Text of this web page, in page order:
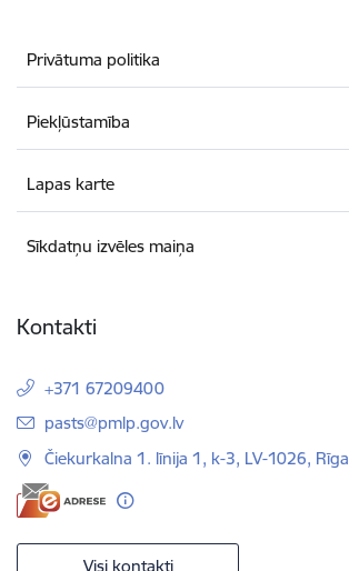
Privātuma politika
Piekļūstamība
Lapas karte
Sīkdatņu izvēles maiņa
Kontakti
+371 67209400
E-pasts:
pasts@pmlp.gov.lv
Čiekurkalna 1. līnija 1, k-3, LV-1026, Rīga
Visi kontakti